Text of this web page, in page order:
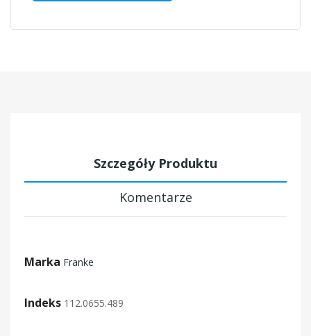
Szczegóły Produktu
Komentarze
Marka Franke
Indeks 112.0655.489